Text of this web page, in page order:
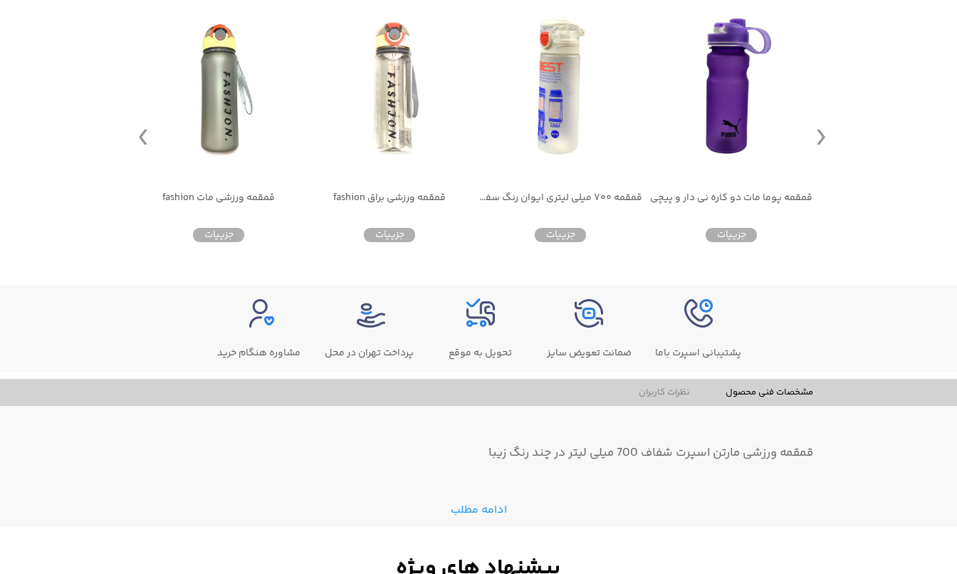
قمقمه پوما مات دو کاره نی دار و پیچی
جزییات
قمقمه ۷۰۰ میلی لیتری ایوان رنگ سفید مات
جزییات
قمقمه ورزشی براق fashion
جزییات
قمقمه ورزشی مات fashion
جزییات
پشتیبانی اسپرت باما ضمانت تعویض سایز تحویل به موقع پرداخت تهران در محل مشاوره هنگام خرید
مشخصات فنی محصول نظرات کاربران
قمقمه ورزشی مارتن اسپرت شفاف 700 میلی لیتر در چند رنگ زیبا
ادامه مطلب